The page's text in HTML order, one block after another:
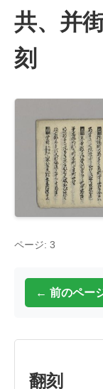
共、并
刻
ページ: 3
← 前のペー
翻刻